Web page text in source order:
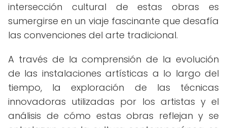
intersección cultural de estas obras es
sumergirse en un viaje fascinante que desafía
las convenciones del arte tradicional.
A través de la comprensión de la evolución
de las instalaciones artísticas a lo largo del
tiempo, la exploración de las técnicas
innovadoras utilizadas por los artistas y el
análisis de cómo estas obras reflejan y se